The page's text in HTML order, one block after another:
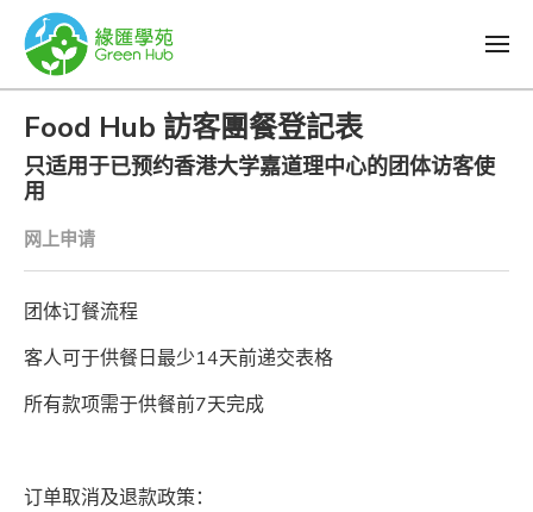
Food Hub 訪客團餐登記表
只适用于已预约香港大学嘉道理中心的团体访客使
用
网上申请
团体订餐流程
客人可于供餐日最少14天前递交表格
所有款项需于供餐前7天完成
订单取消及退款政策：